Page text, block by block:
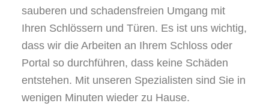
sauberen und schadensfreien Umgang mit
Ihren Schlössern und Türen. Es ist uns wichtig,
dass wir die Arbeiten an Ihrem Schloss oder
Portal so durchführen, dass keine Schäden
entstehen. Mit unseren Spezialisten sind Sie in
wenigen Minuten wieder zu Hause.